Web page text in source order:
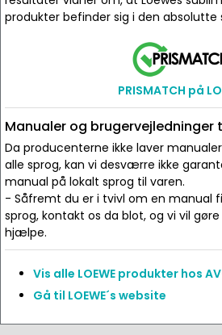
produkter befinder sig i den absolutte
PRISMATCH på
Manualer og brugervejledninger
Da producenterne ikke laver
alle sprog, kan vi desværre ikke
manual på lokalt sprog til varen.
- Såfremt du er i tvivl om en manual
sprog, kontakt os da blot, og vi vil
hjælpe.
Vis alle LOEWE produkter hos
Gå til LOEWE´s website